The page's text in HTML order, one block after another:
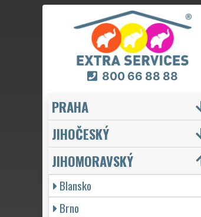
800 66 88 88
PRAHA
JIHOČESKÝ
JIHOMORAVSKÝ
Blansko
Brno